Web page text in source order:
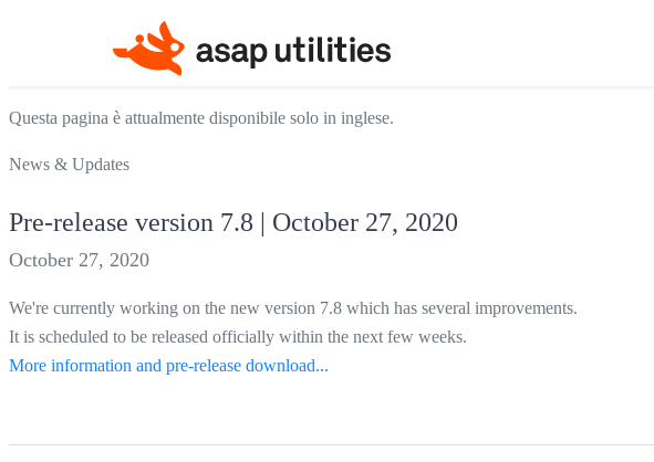
Questa pagina è attualmente disponibile solo in inglese.
News & Updates
Pre-release version 7.8 | October 27, 2020
October 27, 2020
We're currently working on the new version 7.8 which has several improvements.
It is scheduled to be released officially within the next few weeks.
More information and pre-release download...